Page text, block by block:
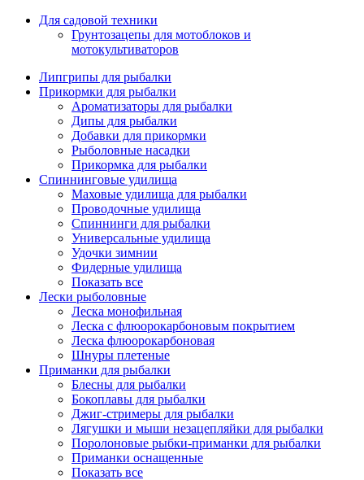
Для садовой техники
Грунтозацепы для мотоблоков и
мотокультиваторов
Липгрипы для рыбалки
Прикормки для рыбалки
Ароматизаторы для рыбалки
Дипы для рыбалки
Добавки для прикормки
Рыболовные насадки
Прикормка для рыбалки
Спиннинговые удилища
Маховые удилища для рыбалки
Проводочные удилища
Спиннинги для рыбалки
Универсальные удилища
Удочки зимнии
Фидерные удилища
Показать все
Лески рыболовные
Леска монофильная
Леска с флюорокарбоновым покрытием
Леска флюорокарбоновая
Шнуры плетеные
Приманки для рыбалки
Блесны для рыбалки
Бокоплавы для рыбалки
Джиг-стримеры для рыбалки
Лягушки и мыши незацепляйки для рыбалки
Поролоновые рыбки-приманки для рыбалки
Приманки оснащенные
Показать все